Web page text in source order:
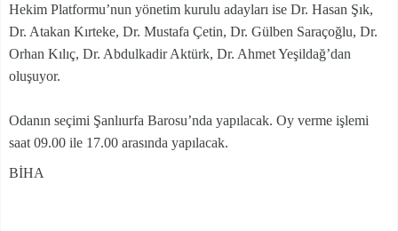
Hekim Platformu’nun yönetim kurulu adayları ise Dr. Hasan Şık,
Dr. Atakan Kırteke, Dr. Mustafa Çetin, Dr. Gülben Saraçoğlu, Dr.
Orhan Kılıç, Dr. Abdulkadir Aktürk, Dr. Ahmet Yeşildağ’dan
oluşuyor.
Odanın seçimi Şanlıurfa Barosu’nda yapılacak. Oy verme işlemi
saat 09.00 ile 17.00 arasında yapılacak.
BİHA